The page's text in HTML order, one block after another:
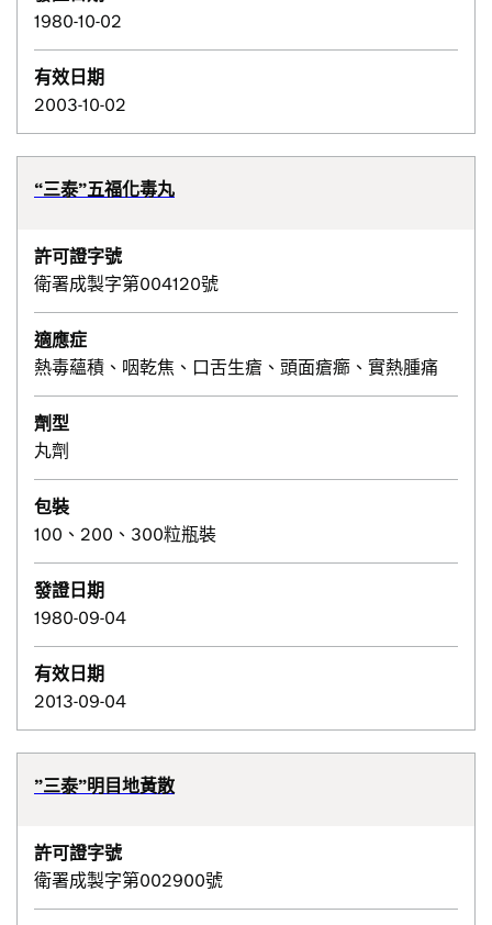
1980-10-02
有效日期
2003-10-02
“三泰”五福化毒丸
許可證字號
衛署成製字第004120號
適應症
熱毒蘊積、咽乾焦、口舌生瘡、頭面瘡癤、實熱腫痛
劑型
丸劑
包裝
100、200、300粒瓶裝
發證日期
1980-09-04
有效日期
2013-09-04
”三泰”明目地黃散
許可證字號
衛署成製字第002900號